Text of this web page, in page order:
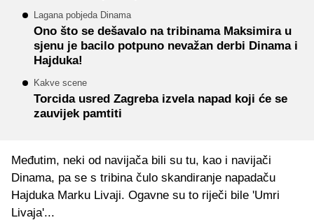
Lagana pobjeda Dinama
Ono što se dešavalo na tribinama Maksimira u
sjenu je bacilo potpuno nevažan derbi Dinama i
Hajduka!
Kakve scene
Torcida usred Zagreba izvela napad koji će se
zauvijek pamtiti
Međutim, neki od navijača bili su tu, kao i navijači
Dinama, pa se s tribina čulo skandiranje napadaču
Hajduka Marku Livaji. Ogavne su to riječi bile 'Umri
Livaja'...